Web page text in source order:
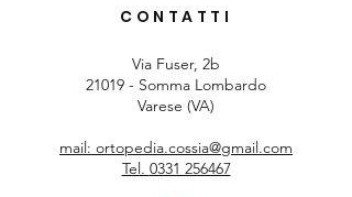
CONTATTI
Via Fuser, 2b
21019 - Somma Lombardo
Varese (VA)
mail: ortopedia.cossia@gmail.com
Tel. 0331 256467